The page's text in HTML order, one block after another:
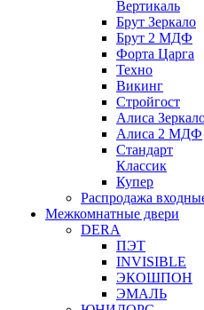
Вертикаль
Брут Зеркало
Брут 2 МДФ
Форта Царга
Техно
Викинг
Стройгост
Алиса
Алиса 2 МДФ
Стандарт
Классик
Купер
Распродажа
Межкомнатные двери
DERA
ПЭТ
INVISIBLE
ЭКОШПОН
ЭМАЛЬ